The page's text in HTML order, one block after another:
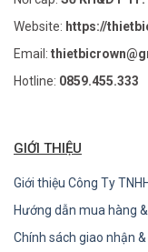
Website: https://
Email:
Hotline: 0859.455.333
GIỚI THIỆU
Giới thiệu Công Ty
Hướng dẫn mua hàng
Chính sách giao nhận